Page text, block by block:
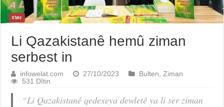
Li Qazakistanê hemû ziman
serbest in
infowelat.com 27/10/2023 Bulten,Ziman
531 Dîtin
“Li Qazakistanê qedexeya dewletê ya li ser ziman